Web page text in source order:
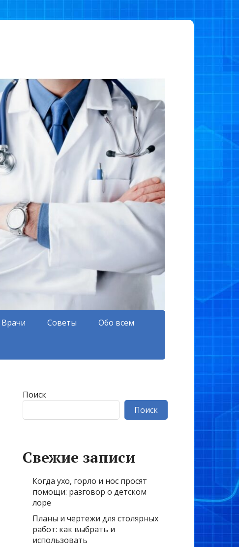
Врачи Советы Обо всем
Поиск
Поиск
Свежие записи
Когда ухо, горло и нос просят
помощи: разговор о детском
лоре
Планы и чертежи для столярных
работ: как выбрать и
использовать